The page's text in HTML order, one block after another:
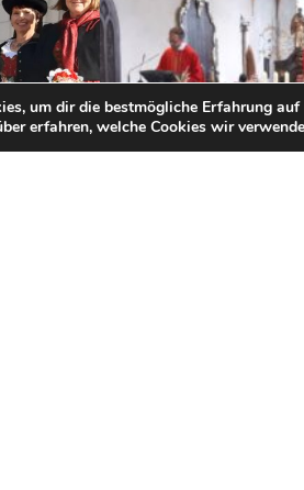
um dir die bestmögliche Erfahrung
erfahren, welche Cookies wir